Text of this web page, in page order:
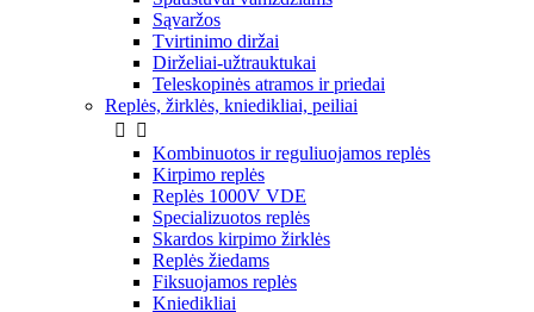
Sąvaržos
Tvirtinimo diržai
Dirželiai-užtrauktukai
Teleskopinės atramos ir priedai
Replės, žirklės, kniedikliai, peiliai


Kombinuotos ir reguliuojamos replės
Kirpimo replės
Replės 1000V VDE
Specializuotos replės
Skardos kirpimo žirklės
Replės žiedams
Fiksuojamos replės
Kniedikliai